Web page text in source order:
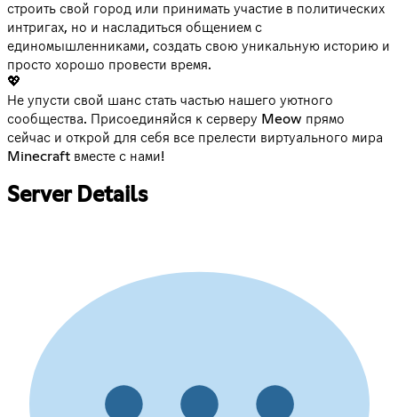
строить свой город или принимать участие в политических
интригах, но и насладиться общением с
единомышленниками, создать свою уникальную историю и
просто хорошо провести время.
💖
Не упусти свой шанс стать частью нашего уютного
сообщества. Присоединяйся к серверу Meow прямо
сейчас и открой для себя все прелести виртуального мира
Minecraft вместе с нами!
Server Details